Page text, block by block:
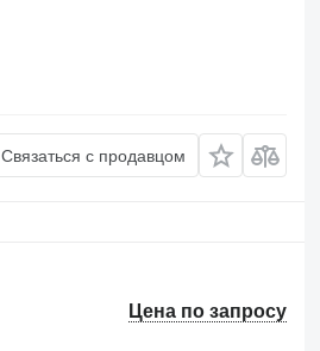
Связаться с продавцом
Цена по запросу